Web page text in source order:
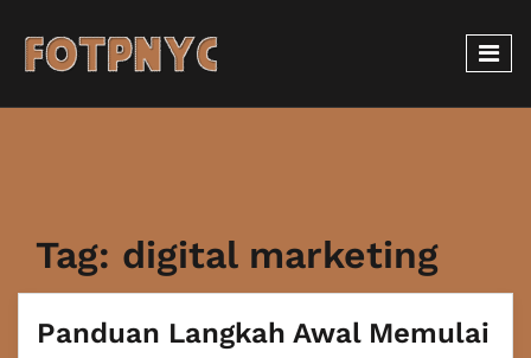
Tag: digital marketing
Panduan Langkah Awal Memulai